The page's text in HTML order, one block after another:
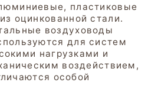
пластиковые
оцинкованной стали.
воздуховоды
для систем
нагрузками и
воздействием,
особой